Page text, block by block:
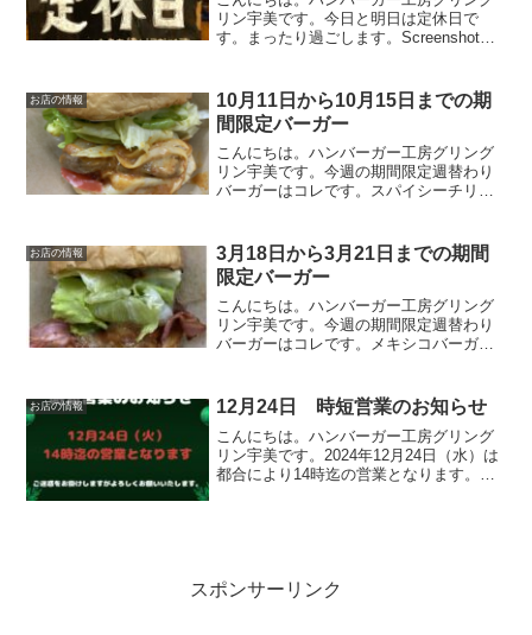
リン宇美です。今日と明日は定休日で
す。まったり過ごします。Screenshot最
ぱいの一日になりますように😊いってら
っしゃい。
お店の情報
10月11日から10月15日までの期
間限定バーガー
こんにちは。ハンバーガー工房グリング
リン宇美です。今週の期間限定週替わり
バーガーはコレです。スパイシーチリチ
タスをのせればトロっと流れる出るチリ
ソース。そそられる事...
お店の情報
3月18日から3月21日までの期間
限定バーガー
こんにちは。ハンバーガー工房グリング
リン宇美です。今週の期間限定週替わり
バーガーはコレです。メキシコバーガ
シコと言えばコレと自信を持って提供す
る期間限定週替わりバー...
お店の情報 12月24日 時短営業のお知らせ
こんにちは。ハンバーガー工房グリング
リン宇美です。2024年12月24日（水）は
都合により14時迄の営業となります。ご
スポンサーリンク